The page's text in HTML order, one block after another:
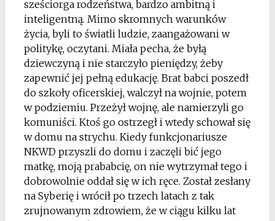
sześciorga rodzeństwa, bardzo ambitną i
inteligentną. Mimo skromnych warunków
życia, byli to światli ludzie, zaangażowani w
politykę, oczytani. Miała pecha, że byłą
dziewczyną i nie starczyło pieniędzy, żeby
zapewnić jej pełną edukację. Brat babci poszedł
do szkoły oficerskiej, walczył na wojnie, potem
w podziemiu. Przeżył wojnę, ale namierzyli go
komuniści. Ktoś go ostrzegł i wtedy schował się
w domu na strychu. Kiedy funkcjonariusze
NKWD przyszli do domu i zaczęli bić jego
matkę, moją prababcię, on nie wytrzymał tego i
dobrowolnie oddał się w ich ręce. Został zesłany
na Syberię i wrócił po trzech latach z tak
zrujnowanym zdrowiem, że w ciągu kilku lat